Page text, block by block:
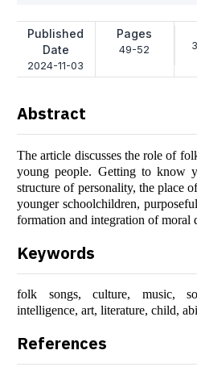
Published
Date
2024-11-03
Pages
49-52
Abstract
The article discusses the role of
young people. Getting to know
structure of personality, the place
younger schoolchildren,
formation and integration of moral
Keywords
folk songs, culture, music,
intelligence, art, literature, child,
References